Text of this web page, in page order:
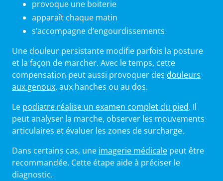
provoque une boiterie
apparaît chaque matin
s’accompagne d’engourdissements
Une douleur persistante modifie parfois la posture
et la façon de marcher. Avec le temps, cette
compensation peut aussi provoquer des douleurs
aux genoux, aux hanches ou au dos.
Le podiatre réalise un examen complet du pied. Il
peut analyser la marche, observer les mouvements
articulaires et évaluer les zones de surcharge.
Dans certains cas, une imagerie médicale peut être
recommandée. Cette étape aide à préciser le
diagnostic.